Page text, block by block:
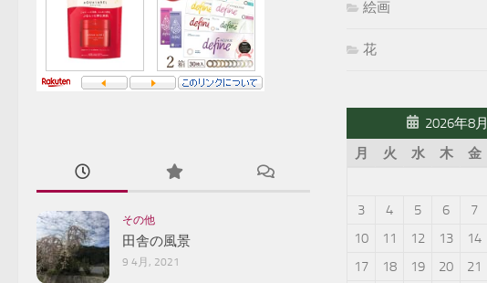
その他
田舎の風景
9 4月, 2021
絵画
花
2026年8月
月
火 水 木 金
3
4 5 6 7
10
11 12 13 14
17
18 19 20 21